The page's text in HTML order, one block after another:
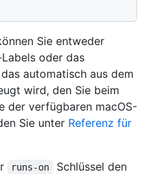
Sie entweder
oder das
automatisch aus dem
wird, den Sie beim
der verfügbaren macOS-
Sie unter Referenz für
runs-on
Schlüssel den